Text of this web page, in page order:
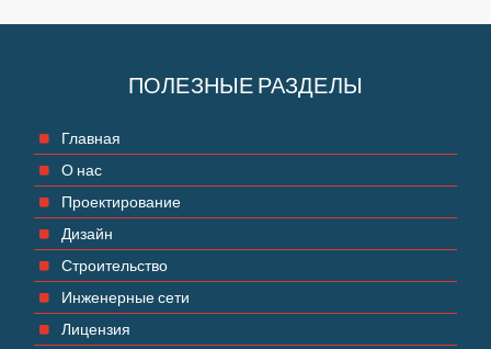
ПОЛЕЗНЫЕ РАЗДЕЛЫ
Главная
О нас
Проектирование
Дизайн
Строительство
Инженерные сети
Лицензия